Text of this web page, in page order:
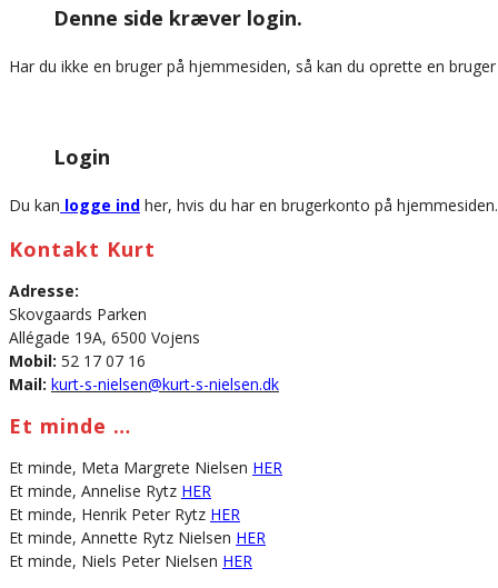
websiteDenne side kræver login.
Har du ikke en bruger på hjemmesiden, så kan du oprette en
Login
Du kan logge ind her, hvis du har en brugerkonto på hjemmesiden.
Kontakt Kurt
Adresse:
Skovgaards Parken
Allégade 19A, 6500 Vojens
Mobil: 52 17 07 16
Mail: kurt-s-nielsen@kurt-s-nielsen.dk
Et minde …
Et minde, Meta Margrete Nielsen HER
Et minde, Annelise Rytz HER
Et minde, Henrik Peter Rytz HER
Et minde, Annette Rytz Nielsen HER
Et minde, Niels Peter Nielsen HER